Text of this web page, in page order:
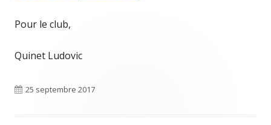
Pour le club,
Quinet Ludovic
Publié
25 septembre 2017